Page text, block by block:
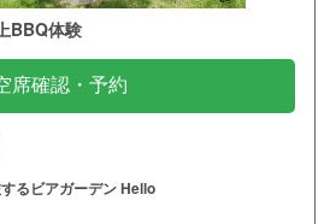
BBQ体験
席確認・予約
るビアガーデン Hello